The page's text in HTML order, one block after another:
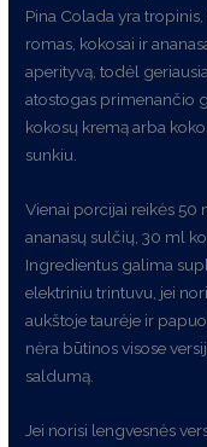
Pina Colada yra
romas, kokosai ir
aperityvą, todėl
atostogas primenančio
kokosų kremą arba
sunkiu.
Vienai porcijai reikės
ananasų sulčių, 30 ml
Ingredientus galima
elektriniu trintuvu, jei
aukštoje taurėje ir
nėra būtinos visose
saldumą.
Jei norisi lengvesnės